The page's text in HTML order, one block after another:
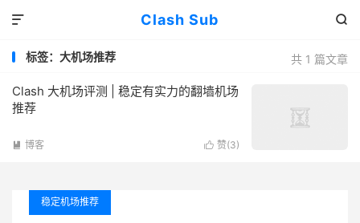
Clash Sub 

共 1 篇文章
标签：大机场推荐
Clash 大机场评测 | 稳定有实力的翻墙机场
推荐
 赞(3)
 博客
稳定机场推荐